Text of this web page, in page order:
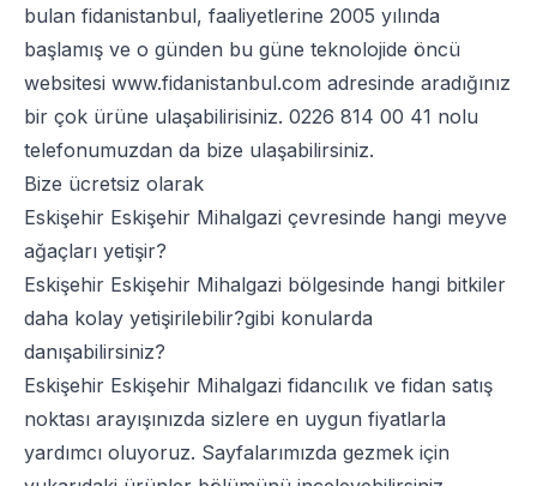
bulan fidanistanbul, faaliyetlerine 2005 yılında
başlamış ve o günden bu güne teknolojide öncü
websitesi www.fidanistanbul.com adresinde aradığınız
bir çok ürüne ulaşabilirisiniz. 0226 814 00 41 nolu
telefonumuzdan da bize ulaşabilirsiniz.
Bize ücretsiz olarak
Eskişehir Eskişehir Mihalgazi çevresinde hangi meyve
ağaçları yetişir?
Eskişehir Eskişehir Mihalgazi bölgesinde hangi bitkiler
daha kolay yetişirilebilir?gibi konularda
danışabilirsiniz?
Eskişehir Eskişehir Mihalgazi fidancılık ve fidan satış
noktası arayışınızda sizlere en uygun fiyatlarla
yardımcı oluyoruz. Sayfalarımızda gezmek için